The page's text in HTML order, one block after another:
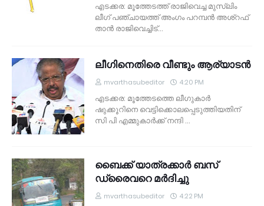
എടക്കര: മൂത്തേടത്ത് രാജിവെച്ച മുസ്‌ലിം
ലീഗ് പഞ്ചായത്ത് അംഗം പറമ്പന്‍ അശ്‌റഫ്
താന്‍ രാജിവെച്ചിട്…
ലീഗിനെതിരെ വീണ്ടും ആര്യാടന്‍
mvarthasubeditor 4:20 PM
എടക്കര: മൂത്തേടത്തെ ലീഗുകാര്‍
ഷുക്കൂറിനെ വെട്ടിക്കൊലപ്പെടുത്തിയതിന്
സി പി എമ്മുകാര്‍ക്ക് നന്ദി …
ബൈക്ക് യാത്രക്കാര്‍ ബസ്
ഡ്രൈവറെ മര്‍ദിച്ചു
mvarthasubeditor 4:22 PM